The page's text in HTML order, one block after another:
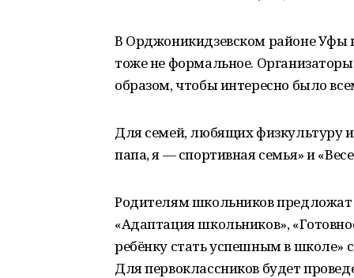
В Орджоникидзевском районе
тоже не формальное.
образом, чтобы интересно было
Для семей, любящих физкультуру
папа, я — спортивная семья» и
Родителям школьников предложат
«Адаптация школьников»,
ребёнку стать успешным в школе»
Для первоклассников будет